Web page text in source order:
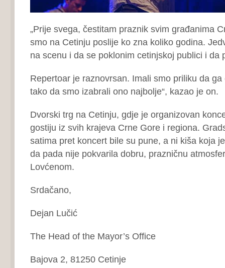
„Prije svega, čestitam praznik svim građanima
smo na Cetinju poslije ko zna koliko godina.
na scenu i da se poklonim cetinjskoj publici i da
Repertoar je raznovrsan. Imali smo priliku da
tako da smo izabrali ono najbolje“, kazao je on.
Dvorski trg na Cetinju, gdje je organizovan
gostiju iz svih krajeva Crne Gore i regiona.
satima pret koncert bile su pune, a ni kiša koja
da pada nije pokvarila dobru, prazničnu
Lovćenom.
Srdačano,
Dejan Lučić
The Head of the Mayor’s Office
Bajova 2, 81250 Cetinje